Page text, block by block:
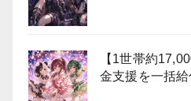
【1世帯約
金支援を一括